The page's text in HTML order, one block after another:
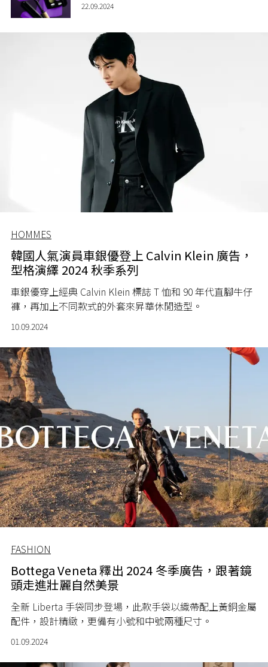
22.09.2024
HOMMES
韓國人氣演員車銀優登上 Calvin Klein 廣告，
型格演繹 2024 秋季系列
車銀優穿上經典 Calvin Klein 標誌 T 恤和 90 年代直腳牛仔
褲，再加上不同款式的外套來昇華休閒造型。
10.09.2024
FASHION
Bottega Veneta 釋出 2024 冬季廣告，跟著鏡
頭走進壯麗自然美景
全新 Liberta 手袋同步登場，此款手袋以織帶配上黃銅金屬
配件，設計精緻，更備有小號和中號兩種尺寸。
01.09.2024